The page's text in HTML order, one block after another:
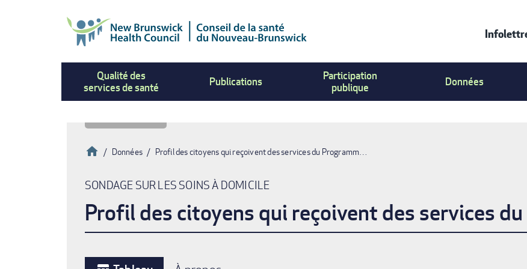
Menu
Qualité des
services de santé
Publications
Participation
publique
Données
Fil
d'Ariane
Accueil
Données Profil des citoyens qui reçoivent des services du Programm…
SONDAGE SUR LES SOINS À DOMICILE
Profil des citoyens qui reçoivent des services du